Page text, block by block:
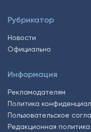
Рубрикатор
Новости
Официально
Информация
Рекламодателям
Политика
Пользовательское
Редакционная политика